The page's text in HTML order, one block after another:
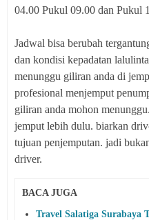
04.00 Pukul 09.00 dan Pukul
Jadwal bisa berubah
dan kondisi kepadatan
menunggu giliran anda di
profesional menjemput
giliran anda mohon
jemput lebih dulu. biarkan
tujuan penjemputan. jadi
driver.
BACA JUGA
Travel Salatiga Surabaya